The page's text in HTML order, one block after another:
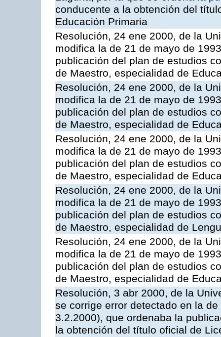
conducente a la obtención del
Educación Primaria
Resolución, 24 ene 2000, de la
modifica la de 21 de mayo de
publicación del plan de estudios
de Maestro, especialidad de
Resolución, 24 ene 2000, de la
modifica la de 21 de mayo de
publicación del plan de estudios
de Maestro, especialidad de
Resolución, 24 ene 2000, de la
modifica la de 21 de mayo de
publicación del plan de estudios
de Maestro, especialidad de
Resolución, 24 ene 2000, de la
modifica la de 21 de mayo de
publicación del plan de estudios
de Maestro, especialidad de
Resolución, 24 ene 2000, de la
modifica la de 21 de mayo de
publicación del plan de estudios
de Maestro, especialidad de
Resolución, 3 abr 2000, de la
se corrige error detectado en la
3.2.2000), que ordenaba la
la obtención del título oficial de